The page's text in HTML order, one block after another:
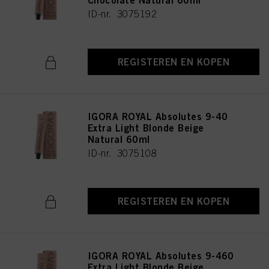
ID-nr. 3075192
REGISTEREN EN KOPEN
IGORA ROYAL Absolutes 9-40
Extra Light Blonde Beige
Natural 60ml
ID-nr. 3075108
REGISTEREN EN KOPEN
IGORA ROYAL Absolutes 9-460